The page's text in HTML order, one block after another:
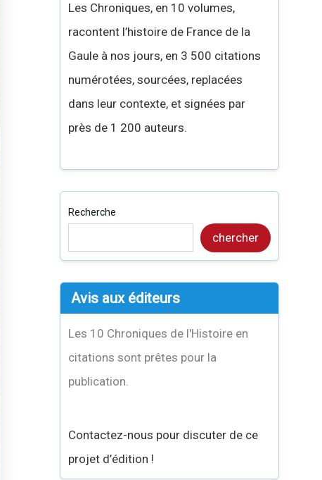
Les Chroniques, en 10 volumes,
racontent l’histoire de France de la
Gaule à nos jours, en 3 500 citations
numérotées, sourcées, replacées
dans leur contexte, et signées par
près de 1 200 auteurs.
Recherche
chercher
Avis aux éditeurs
Les 10 Chroniques de l'Histoire en
citations sont prêtes pour la
publication.
Contactez-nous pour discuter de ce
projet d’édition !